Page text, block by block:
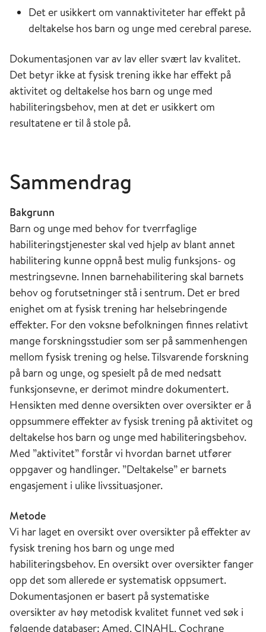
Det er usikkert om vannaktiviteter har effekt på
deltakelse hos barn og unge med cerebral parese.
Dokumentasjonen var av lav eller svært lav kvalitet.
Det betyr ikke at fysisk trening ikke har effekt på
aktivitet og deltakelse hos barn og unge med
habiliteringsbehov, men at det er usikkert om
resultatene er til å stole på.
Sammendrag
Bakgrunn
Barn og unge med behov for tverrfaglige
habiliteringstjenester skal ved hjelp av blant annet
habilitering kunne oppnå best mulig funksjons- og
mestringsevne. Innen barnehabilitering skal barnets
behov og forutsetninger stå i sentrum. Det er bred
enighet om at fysisk trening har helsebringende
effekter. For den voksne befolkningen finnes relativt
mange forskningsstudier som ser på sammenhengen
mellom fysisk trening og helse. Tilsvarende forskning
på barn og unge, og spesielt på de med nedsatt
funksjonsevne, er derimot mindre dokumentert.
Hensikten med denne oversikten over oversikter er å
oppsummere effekter av fysisk trening på aktivitet og
deltakelse hos barn og unge med habiliteringsbehov.
Med ”aktivitet” forstår vi hvordan barnet utfører
oppgaver og handlinger. ”Deltakelse” er barnets
engasjement i ulike livssituasjoner.
Metode
Vi har laget en oversikt over oversikter på effekter av
fysisk trening hos barn og unge med
habiliteringsbehov. En oversikt over oversikter fanger
opp det som allerede er systematisk oppsumert.
Dokumentasjonen er basert på systematiske
oversikter av høy metodisk kvalitet funnet ved søk i
følgende databaser: Amed, CINAHL, Cochrane